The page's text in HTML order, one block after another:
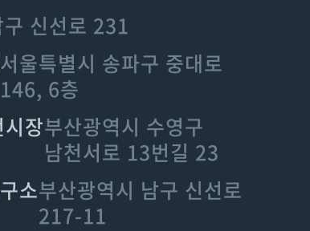
신선로 231
서울특별시 송파구 중대로
146, 6층
장부산광역시 수영구
남천서로 13번길 23
소부산광역시 남구 신선로
217-11